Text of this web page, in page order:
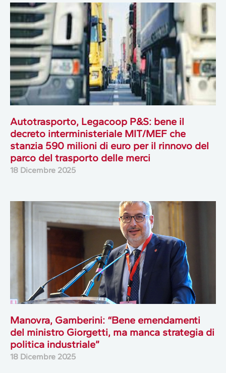
Autotrasporto, Legacoop P&S: bene il
decreto interministeriale MIT/MEF che
stanzia 590 milioni di euro per il rinnovo del
parco del trasporto delle merci
18 Dicembre 2025
Manovra, Gamberini: “Bene emendamenti
del ministro Giorgetti, ma manca strategia di
politica industriale”
18 Dicembre 2025